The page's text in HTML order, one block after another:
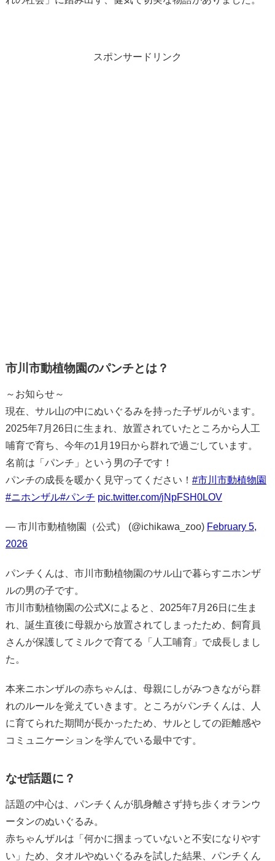
スポンサードリンク
市川市動植物園のパンチとは？
～お知らせ～
現在、サル山の中にぬいぐるみを持った子ザルがいます。
2025年7月26日に生まれ、放置されていたところから人工
哺育で育ち、今年の1月19日から群れで過ごしています。
名前は「パンチ」という男の子です！
パンチの成長を暖かく見守ってください！ #市川市動植物園
#ニホンザル#パンチ pic.twitter.com/jNpFSH0LOV
— 市川市動植物園（公式） (@ichikawa_zoo) February 5,
2026
パンチくんは、市川市動植物園のサル山で暮らすニホンザ
ルの男の子です。
市川市動植物園の公式Xによると、2025年7月26日に生ま
れ、誕生直後に母親から放置されてしまったため、飼育員
さんが保護してミルクで育てる「人工哺育」で成長しまし
た。
本来ニホンザルの赤ちゃんは、母親にしがみつきながら群
れのルールを覚えていきます。ところがパンチくんは、人
に育てられた期間が長かったため、サルとしての距離感や
コミュニケーションを学んでいる最中です。
なぜ話題に？
話題の中心は、パンチくんが肌身離さず持ち歩くオランウ
ータンのぬいぐるみ。
赤ちゃんザルは「何かに掴まっていないと不安になりやす
い」ため、タオルやぬいぐるみを試した結果、パンチくん